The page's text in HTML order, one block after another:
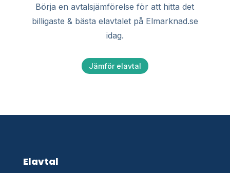
Börja en avtalsjämförelse för att hitta det
billigaste & bästa elavtalet på Elmarknad.se
idag.
Jämför elavtal
Elavtal